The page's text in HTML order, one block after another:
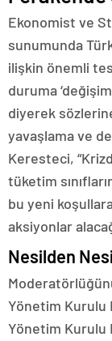
Ekonomist ve
sunumunda
ilişkin önemli
duruma
diyerek
yavaşlama ve
Keresteci,
tüketim
bu yeni
aksiyonlar
Nesilden
Moderatörlüğünü
Yönetim Kurulu
Yönetim Kurulu